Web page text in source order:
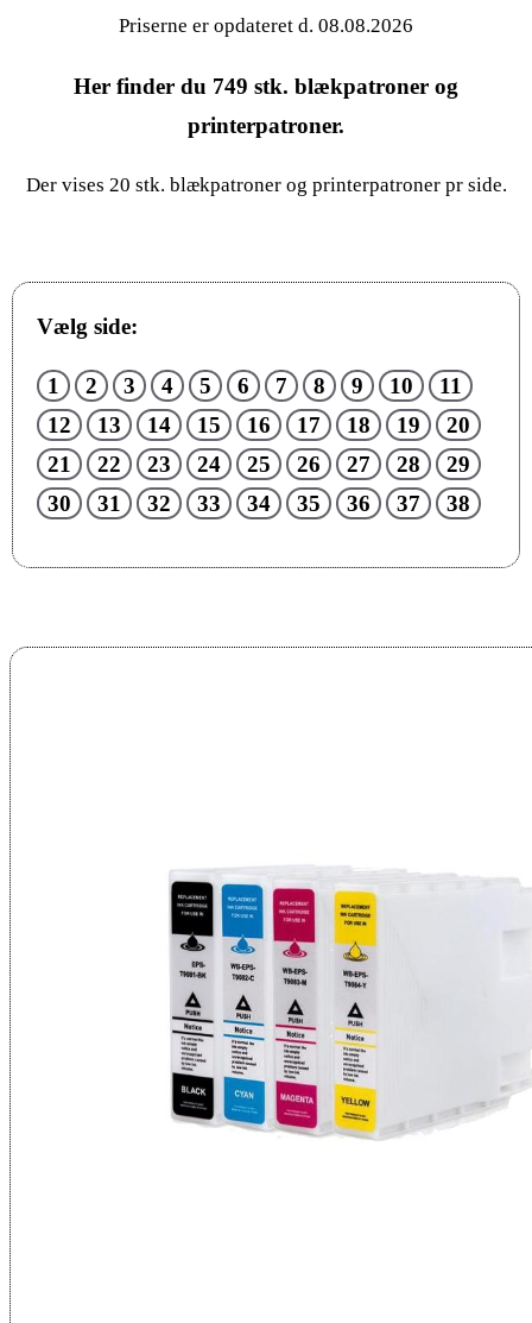
Priserne er opdateret d. 08.08.2026
Her finder du 749 stk. blækpatroner og
printerpatroner.
Der vises 20 stk. blækpatroner og printerpatroner pr side.
Vælg side:
1 2 3 4 5 6 7 8 9 10
11
12
13 14 15 16 17 18 19
20
21
22 23 24 25 26 27 28
29
30
31 32 33 34 35 36 37 38